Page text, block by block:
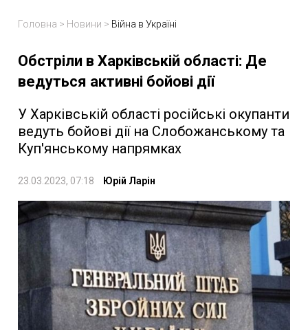
Головна > Новини > Війна в Україні
Обстріли в Харківській області: Де
ведуться активні бойові дії
У Харківській області російські окупанти
ведуть бойові дії на Слобожанському та
Куп'янському напрямках
23.03.2023, 07:18 Юрій Ларін